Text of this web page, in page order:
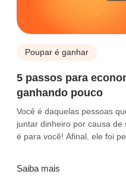
Poupar é ganhar
5 passos para
ganhando pouco
Você é daquelas pessoas
juntar dinheiro por causa
é para você! Afinal, ele foi
Saiba mais